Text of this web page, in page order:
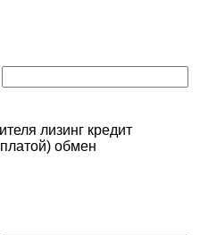
лизинг кредит
обмен